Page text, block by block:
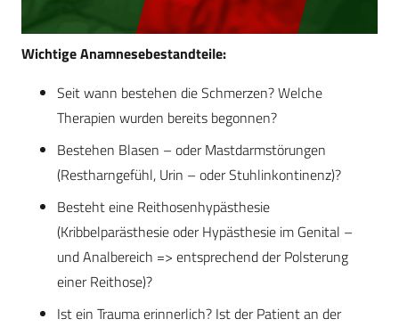
Wichtige Anamnesebestandteile:
Seit wann bestehen die Schmerzen? Welche
Therapien wurden bereits begonnen?
Bestehen Blasen – oder Mastdarmstörungen
(Restharngefühl, Urin – oder Stuhlinkontinenz)?
Besteht eine Reithosenhypästhesie
(Kribbelparästhesie oder Hypästhesie im Genital –
und Analbereich => entsprechend der Polsterung
einer Reithose)?
Ist ein Trauma erinnerlich? Ist der Patient an der